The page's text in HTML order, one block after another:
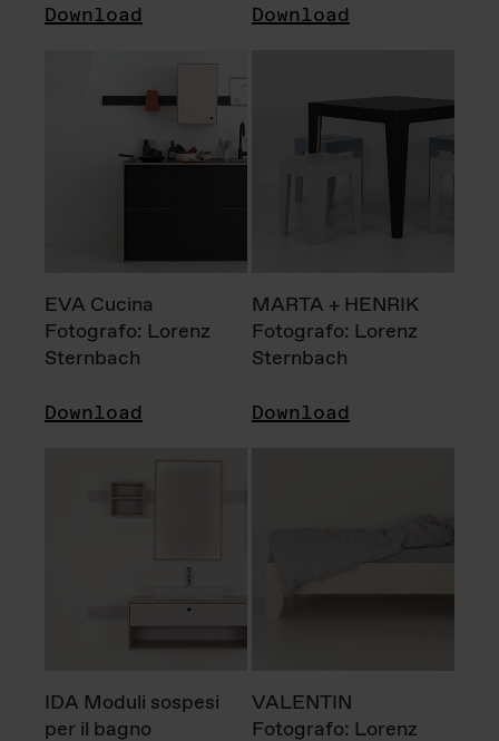
Download Download
EVA Cucina
Fotografo: Lorenz
Sternbach
Download
MARTA + HENRIK
Fotografo: Lorenz
Sternbach
Download
IDA Moduli sospesi
per il bagno
VALENTIN
Fotografo: Lorenz